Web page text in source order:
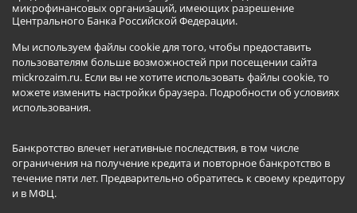
микрофинансовых организаций, имеющих разрешение
Центрального Банка Российской Федерации.
Мы используем файлы cookie для того, чтобы предоставить
пользователям больше возможностей при посещении сайта
mickrozaim.ru. Если вы не хотите использовать файлы cookie, то
можете изменить настройки браузера. Подробности об условиях
использования.
Банкротство влечет негативные последствия, в том числе
ограничения на получение кредита и повторное банкротство в
течение пяти лет. Предварительно обратитесь к своему кредитору
и в МФЦ.